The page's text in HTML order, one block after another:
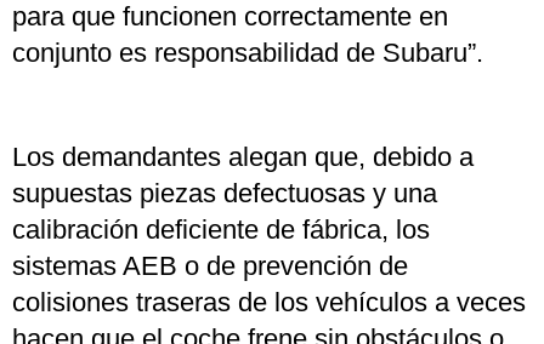
para que funcionen correctamente en
conjunto es responsabilidad de Subaru”.
Los demandantes alegan que, debido a
supuestas piezas defectuosas y una
calibración deficiente de fábrica, los
sistemas AEB o de prevención de
colisiones traseras de los vehículos a veces